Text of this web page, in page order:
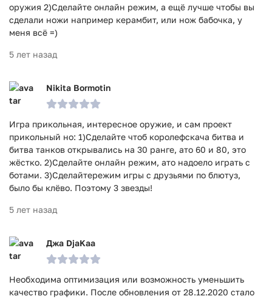
оружия 2)Сделайте онлайн режим, а ещё лучше чтобы вы
сделали ножи например керамбит, или нож бабочка, у
меня всё =)
5 лет назад
Nikita Bormotin
Игра прикольная, интересное оружие, и сам проект
прикольный но: 1)Сделайте чтоб королефскача битва и
битва танков открывались на 30 ранге, ато 60 и 80, это
жёстко. 2)Сделайте онлайн режим, ато надоело играть с
ботами. 3)Сделайтережим игры с друзьями по блютуз,
было бы клёво. Поэтому 3 звезды!
5 лет назад
Джа DjaKaa
Необходима оптимизация или возможность уменьшить
качество графики. После обновления от 28.12.2020 стало